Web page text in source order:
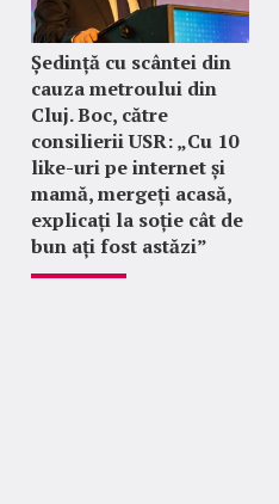
Ședință cu scântei din
cauza metroului din
Cluj. Boc, către
consilierii USR: „Cu 10
like-uri pe internet și
mamă, mergeți acasă,
explicați la soție cât de
bun ați fost astăzi”